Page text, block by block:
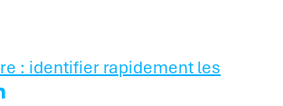
: identifier rapidement les